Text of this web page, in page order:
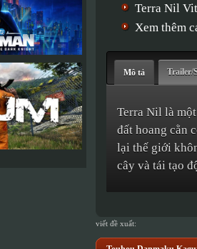
Terra Nil
Xem thêm
Mô tả Trailer/
Terra Nil là
đất hoang cằn
lại thế giới
cây và tái tạo
viết đề xuất: